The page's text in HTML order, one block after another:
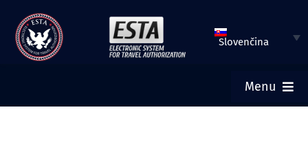
Preskočiť
obsah
Slovenčina
Menu